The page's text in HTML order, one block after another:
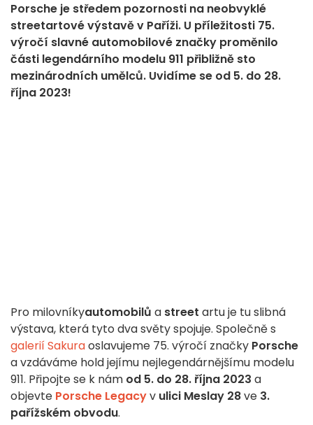
Porsche je středem pozornosti na neobvyklé
streetartové výstavě v Paříži. U příležitosti 75.
výročí slavné automobilové značky proměnilo
části legendárního modelu 911 přibližně sto
mezinárodních umělců. Uvidíme se od 5. do 28.
října 2023!
Pro milovníkyautomobilů a street artu je tu slibná
výstava, která tyto dva světy spojuje. Společně s
galerií Sakuraoslavujeme 75. výročí značky Porsche
a vzdáváme hold jejímu nejlegendárnějšímu modelu
911. Připojte se k nám od 5. do 28. října 2023 a
objevte Porsche Legacyv ulici Meslay 28ve 3.
pařížském obvodu.